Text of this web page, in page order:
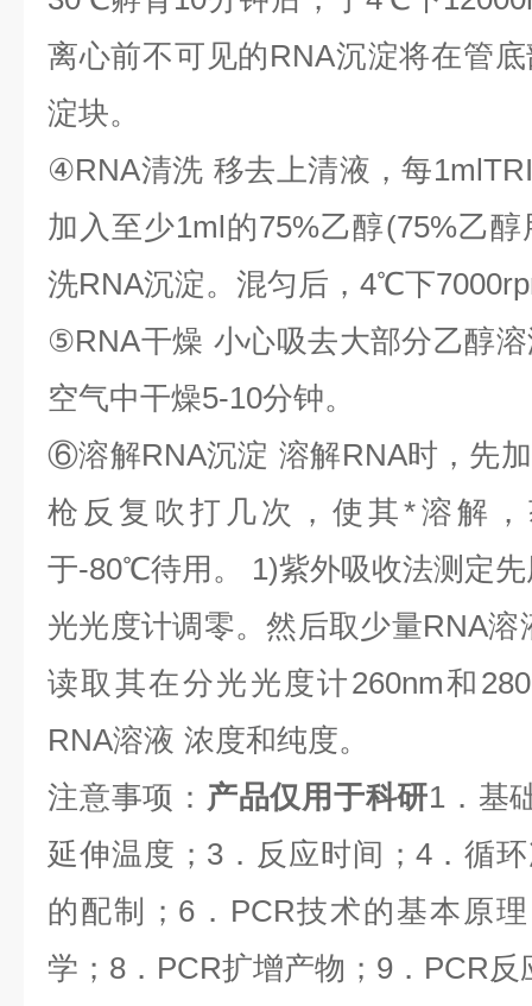
离心前不可见的RNA沉淀将在管
淀块。
④RNA清洗 移去上清液，每
加入至少1ml的75%乙醇(75%乙醇
洗RNA沉淀。混匀后， 4℃下
⑤RNA干燥 小心吸去大部分乙醇
空气中干燥5-10分钟。
⑥溶解RNA沉淀 溶解RNA时，先
枪反复吹打几次，使其*溶解
于-80℃待用。 1)紫外吸收法测定
光光度计调零。然后取少量RNA溶
读取其在分光光度计260nm和
RNA溶液 浓度和纯度。
注意事项： 产品仅用于科研1 ．基
延伸温度； 3．反应时间； 4．循
的配制； 6． PCR技术的基本原
学； 8 ． PCR扩增产物； 9 ． PCR反